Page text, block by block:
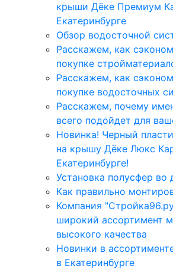
крыши Дёке Премиум
Екатеринбурге
Обзор водосточной
Расскажем, как
покупке
Расскажем, как
покупке водосточных
Расскажем, почему
всего подойдет для
Новинка! Черный
на крышу Дёке Люкс
Екатеринбурге!
Установка полусфер во
Как правильно
Компания
широкий ассортимент
высокого качества
Новинки в
в Екатеринбурге